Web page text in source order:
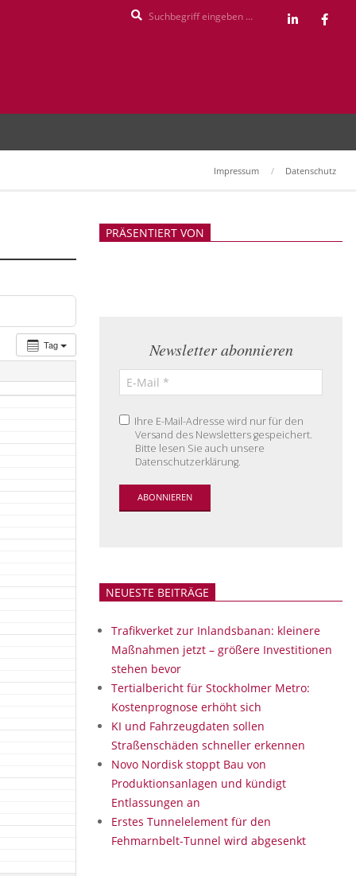
Impressum Datenschutz
Tag
PRÄSENTIERT VON
Newsletter abonnieren
Ihre E-Mail-Adresse wird nur für den
Versand des Newsletters gespeichert.
Bitte lesen Sie auch unsere
Datenschutzerklärung.
NEUESTE BEITRÄGE
Trafikverket zur Inlandsbanan: kleinere
Maßnahmen jetzt – größere Investitionen
stehen bevor
Tertialbericht für Stockholmer Metro:
Kostenprognose erhöht sich
KI und Fahrzeugdaten sollen
Straßenschäden schneller erkennen
Novo Nordisk stoppt Bau von
Produktionsanlagen und kündigt
Entlassungen an
Erstes Tunnelelement für den
Fehmarnbelt-Tunnel wird abgesenkt